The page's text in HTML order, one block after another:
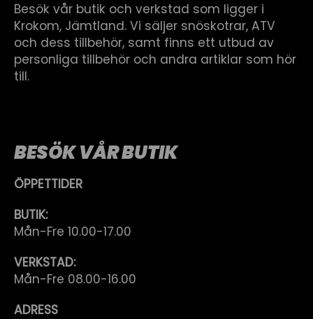
Besök vår butik och verkstad som ligger i
Krokom, Jämtland. Vi säljer snöskotrar, ATV
och dess tillbehör, samt finns ett utbud av
personliga tillbehör och andra artiklar som hör
till.
BESÖK VÅR BUTIK
ÖPPETTIDER
BUTIK:
Mån-Fre 10.00-17.00
VERKSTAD:
Mån-Fre 08.00-16.00
ADRESS